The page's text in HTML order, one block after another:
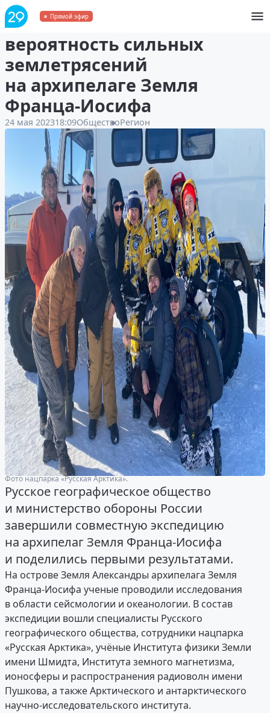
Прямой эфир
Ученые отметили
вероятность сильных
землетрясений
на архипелаге Земля
Франца-Иосифа
24 мая 202318:09ОбществоРегион
Фото нацпарка «Русская Арктика».
Русское географическое общество
и министерство обороны России
завершили совместную экспедицию
на архипелаг Земля Франца-Иосифа
и поделились первыми результатами.
На острове Земля Александры архипелага Земля
Франца-Иосифа ученые проводили исследования
в области сейсмологии и океанологии. В состав
экспедиции вошли специалисты Русского
географического общества, сотрудники нацпарка
«Русская Арктика», учёные Института физики Земли
имени Шмидта, Института земного магнетизма,
ионосферы и распространения радиоволн имени
Пушкова, а также Арктического и антарктического
научно-исследовательского института.